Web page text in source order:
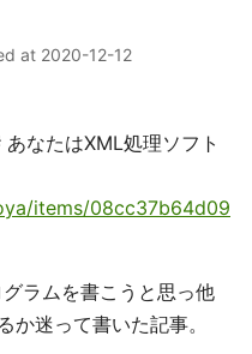
at 2020-12-12
なたはXML処理ソフト
items/08cc37b64d09
ラムを書こうと思っ他
迷って書いた記事。